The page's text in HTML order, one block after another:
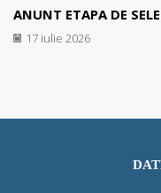
ANUNT ETAPA DE
17 iulie 2026